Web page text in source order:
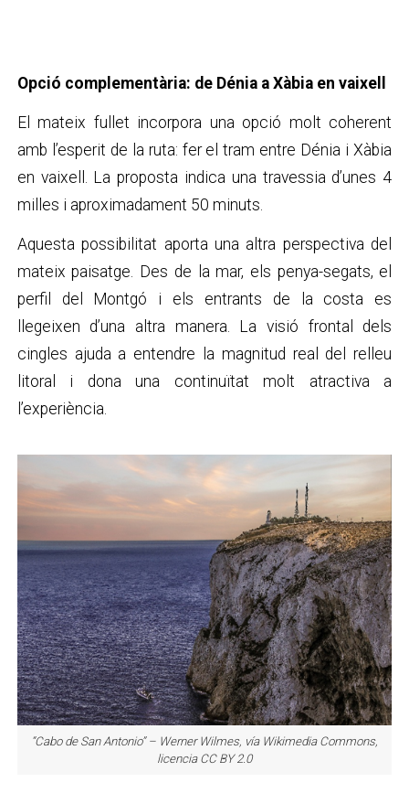
Opció complementària: de Dénia a Xàbia en vaixell
El mateix fullet incorpora una opció molt coherent
amb l’esperit de la ruta: fer el tram entre Dénia i Xàbia
en vaixell. La proposta indica una travessia d’unes 4
milles i aproximadament 50 minuts.
Aquesta possibilitat aporta una altra perspectiva del
mateix paisatge. Des de la mar, els penya-segats, el
perfil del Montgó i els entrants de la costa es
llegeixen d’una altra manera. La visió frontal dels
cingles ajuda a entendre la magnitud real del relleu
litoral i dona una continuïtat molt atractiva a
l’experiència.
“Cabo de San Antonio” – Werner Wilmes, vía Wikimedia Commons,
licencia CC BY 2.0